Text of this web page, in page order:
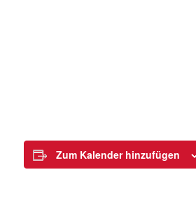
Zum Kalender hinzufügen